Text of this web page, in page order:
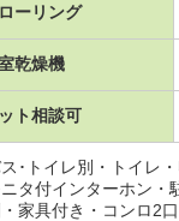
ーリング
乾燥機
ト相談可
･トイレ別・トイレ
タ付インターホン
家具付き・コンロ2